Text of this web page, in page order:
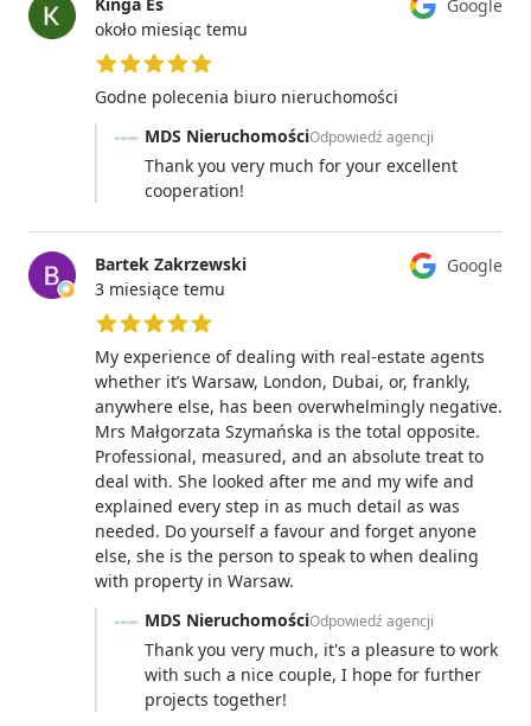
Google
około miesiąc temu
5 z 5 gwiazdek
Godne polecenia biuro nieruchomości
MDS NieruchomościOdpowiedź agencji
Thank you very much for your excellent
cooperation!
Google
Bartek Zakrzewski
3 miesiące temu
5 z 5 gwiazdek
My experience of dealing with real-estate agents
whether it’s Warsaw, London, Dubai, or, frankly,
anywhere else, has been overwhelmingly negative.
Mrs Małgorzata Szymańska is the total opposite.
Professional, measured, and an absolute treat to
deal with. She looked after me and my wife and
explained every step in as much detail as was
needed. Do yourself a favour and forget anyone
else, she is the person to speak to when dealing
with property in Warsaw.
MDS NieruchomościOdpowiedź agencji
Thank you very much, it's a pleasure to work
with such a nice couple, I hope for further
projects together!